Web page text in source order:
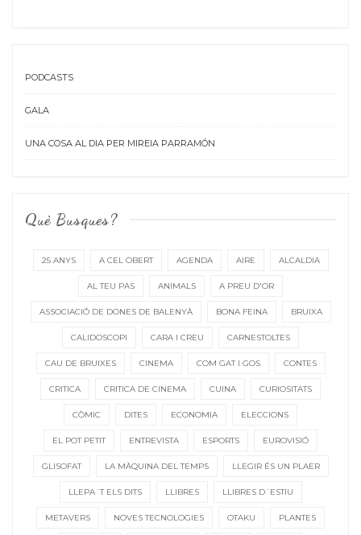
PODCASTS
GALA
UNA COSA AL DIA PER MIREIA PARRAMÓN
Què Busques?
25 ANYS A CEL OBERT AGENDA AIRE ALCALDIA
AL TEU PAS ANIMALS A PREU D'OR
ASSOCIACIÓ DE DONES DE BALENYÀ BONA FEINA BRUIXA
CALIDOSCOPI CARA I CREU CARNESTOLTES
CAU DE BRUIXES CINEMA COM GAT I GOS CONTES
CRITICA CRITICA DE CINEMA CUINA CURIOSITATS
CÒMIC DITES ECONOMIA ELECCIONS
EL POT PETIT ENTREVISTA ESPORTS EUROVISIÓ
GLISOFAT LA MÀQUINA DEL TEMPS LLEGIR ÉS UN PLAER
LLEPA´T ELS DITS LLIBRES LLIBRES D´ESTIU
METAVERS NOVES TECNOLOGIES OTAKU PLANTES